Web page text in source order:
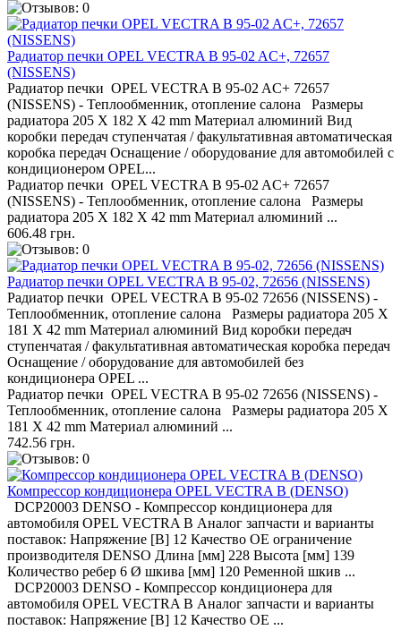
Радиатор печки OPEL VECTRA B 95-02 AC+, 72657
(NISSENS)
Радиатор печки OPEL VECTRA B 95-02 AC+ 72657
(NISSENS) - Теплообменник, отопление салона Размеры
радиатора 205 X 182 X 42 mm Материал алюминий Вид
коробки передач ступенчатая / факультативная автоматическая
коробка передач Оснащение / оборудование для автомобилей с
кондиционером OPEL...
Радиатор печки OPEL VECTRA B 95-02 AC+ 72657
(NISSENS) - Теплообменник, отопление салона Размеры
радиатора 205 X 182 X 42 mm Материал алюминий ...
606.48 грн.
Радиатор печки OPEL VECTRA B 95-02, 72656 (NISSENS)
Радиатор печки OPEL VECTRA B 95-02 72656 (NISSENS) -
Теплообменник, отопление салона Размеры радиатора 205 X
181 X 42 mm Материал алюминий Вид коробки передач
ступенчатая / факультативная автоматическая коробка передач
Оснащение / оборудование для автомобилей без
кондиционера OPEL ...
Радиатор печки OPEL VECTRA B 95-02 72656 (NISSENS) -
Теплообменник, отопление салона Размеры радиатора 205 X
181 X 42 mm Материал алюминий ...
742.56 грн.
Компрессор кондиционера OPEL VECTRA B (DENSO)
DCP20003 DENSO - Компрессор кондиционера для
автомобиля OPEL VECTRA B Аналог запчасти и варианты
поставок: Напряжение [В] 12 Качество OE ограничение
производителя DENSO Длина [мм] 228 Высота [мм] 139
Количество ребер 6 Ø шкива [мм] 120 Ременной шкив ...
DCP20003 DENSO - Компрессор кондиционера для
автомобиля OPEL VECTRA B Аналог запчасти и варианты
поставок: Напряжение [В] 12 Качество OE ...